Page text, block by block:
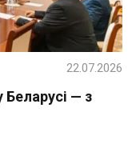
— з
22.07.2026